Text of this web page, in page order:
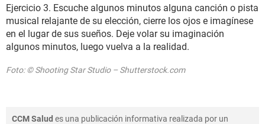
Ejercicio 3. Escuche algunos minutos alguna canción o pista
musical relajante de su elección, cierre los ojos e imagínese
en el lugar de sus sueños. Deje volar su imaginación
algunos minutos, luego vuelva a la realidad.
Foto: © Shooting Star Studio – Shutterstock.com
CCM Salud es una publicación informativa realizada por un